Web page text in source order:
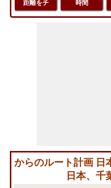
距離をチ
時間
からのルート計画 日
日本、千